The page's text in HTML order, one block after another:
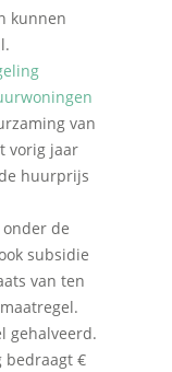
kunnen
van
vorig jaar
huurprijs
de
subsidie
van ten
gehalveerd.
bedraagt €